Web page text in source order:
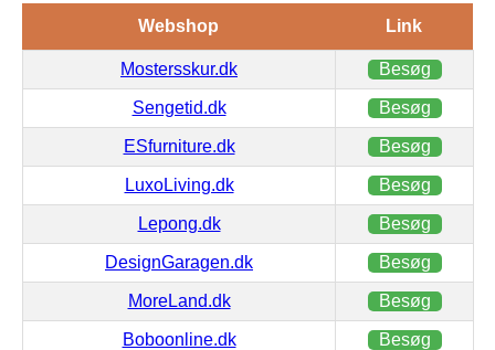
Webshop Link
Mostersskur.dk Besøg
Sengetid.dk Besøg
ESfurniture.dk Besøg
LuxoLiving.dk Besøg
Lepong.dk Besøg
DesignGaragen.dk Besøg
MoreLand.dk Besøg
Boboonline.dk Besøg